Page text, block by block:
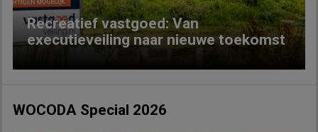
Recreatief vastgoed: Van
executieveiling naar nieuwe toekomst
WOCODA Special 2026